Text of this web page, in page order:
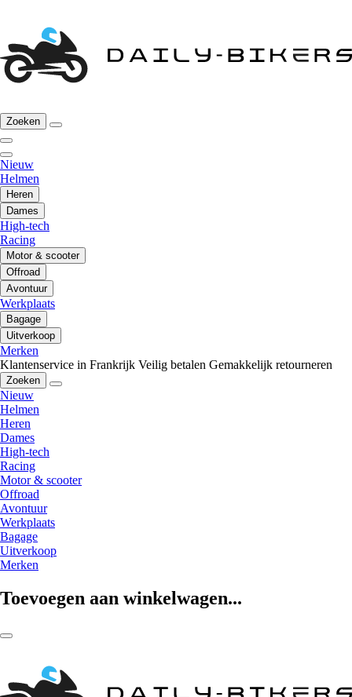
Zoeken
Nieuw
Helmen
Heren
Dames
High-tech
Racing
Motor & scooter
Offroad
Avontuur
Werkplaats
Bagage
Uitverkoop
Merken
Klantenservice in Frankrijk Veilig betalen Gemakkelijk retourneren
Zoeken
Nieuw
Helmen
Heren
Dames
High-tech
Racing
Motor & scooter
Offroad
Avontuur
Werkplaats
Bagage
Uitverkoop
Merken
Toevoegen aan winkelwagen...